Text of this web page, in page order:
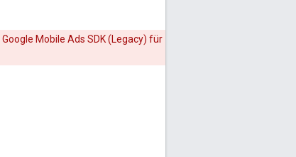
Google Mobile Ads SDK (Legacy) für